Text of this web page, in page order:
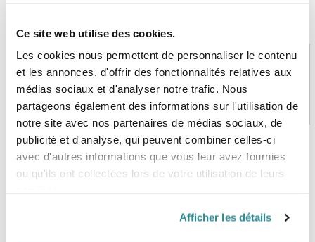
Ce site web utilise des cookies.
Les cookies nous permettent de personnaliser le contenu
et les annonces, d'offrir des fonctionnalités relatives aux
médias sociaux et d'analyser notre trafic. Nous
partageons également des informations sur l'utilisation de
notre site avec nos partenaires de médias sociaux, de
publicité et d'analyse, qui peuvent combiner celles-ci
avec d'autres informations que vous leur avez fournies
ou qu'ils ont collectées lors de votre utilisation de leurs
Afficher les détails
PAIEMENT SÉCURISÉ
CB, VISA, Mastercard, ALMA
STOCK EN TEMPS RÉEL
Plus de 5000 produits en stock
SERVICE CLIENT
FRAIS DE PORT OFFERTS